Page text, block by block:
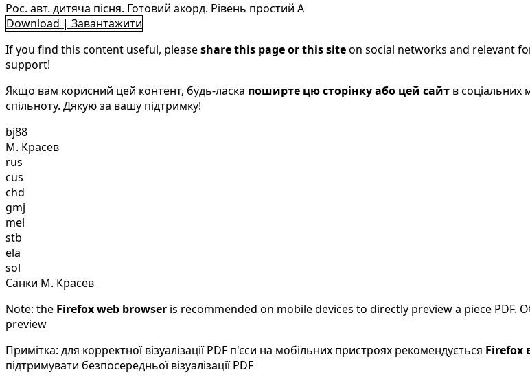
Рос. авт. дитяча пісня. Готовий акорд. Рівень простий A
Download | Завантажити
If you find this content useful, pleaseshare this page or this siteon social networks and relevant
support!
Якщо вам корисний цей контент, будь-ласка поширте цю сторінку або цей сайт в
спільноту. Дякую за вашу підтримку!
bj88
М. Красев
rus
cus
chd
gmj
mel
stb
ela
sol
Санки М. Красев
Note: the Firefox web browser is recommended on mobile devices to directly preview a piece
preview
Примітка: для корректної візуалізації PDF п'єси на мобільних пристроях рекомендується Firefox
підтримувати безпосередньої візуалізації PDF